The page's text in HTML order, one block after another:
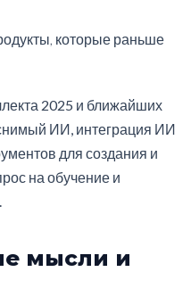
которые раньше
2025 и ближайших
ИИ, интеграция ИИ
для создания и
на обучение и
мысли и